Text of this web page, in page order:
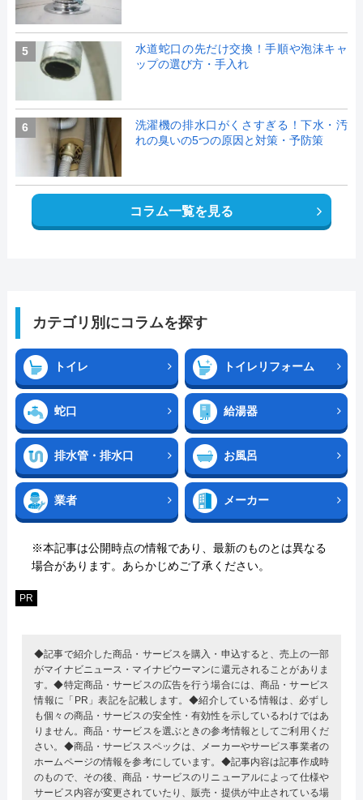
5
水道蛇口の先だけ交換！手順や泡沫キャ
ップの選び方・手入れ
6
洗濯機の排水口がくさすぎる！下水・汚
れの臭いの5つの原因と対策・予防策
コラム一覧を見る
カテゴリ別にコラムを探す
トイレ トイレリフォーム
蛇口 給湯器
排水管・排水口 お風呂
業者 メーカー
※本記事は公開時点の情報であり、最新のものとは異なる
場合があります。あらかじめご了承ください。
PR
◆記事で紹介した商品・サービスを購入・申込すると、売上の一部
がマイナビニュース・マイナビウーマンに還元されることがありま
す。◆特定商品・サービスの広告を行う場合には、商品・サービス
情報に「PR」表記を記載します。◆紹介している情報は、必ずし
も個々の商品・サービスの安全性・有効性を示しているわけではあ
りません。商品・サービスを選ぶときの参考情報としてご利用くだ
さい。◆商品・サービススペックは、メーカーやサービス事業者の
ホームページの情報を参考にしています。◆記事内容は記事作成時
のもので、その後、商品・サービスのリニューアルによって仕様や
サービス内容が変更されていたり、販売・提供が中止されている場